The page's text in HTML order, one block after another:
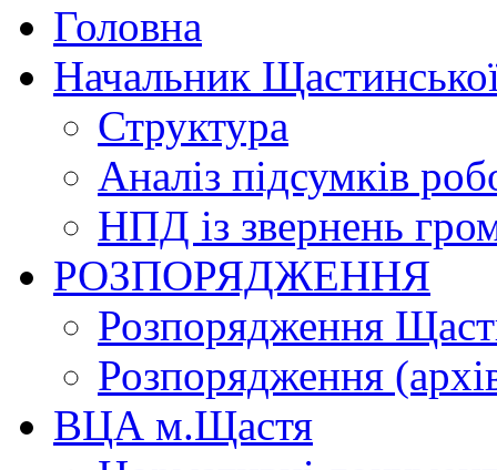
Головна
Начальник
Структура
Аналіз підсумків
НПД із звернень
РОЗПОРЯДЖЕННЯ
Розпорядження
Розпорядження
ВЦА м.Щастя